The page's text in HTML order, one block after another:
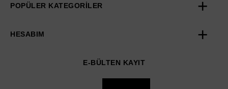
POPÜLER KATEGORİLER
HESABIM
E-BÜLTEN KAYIT